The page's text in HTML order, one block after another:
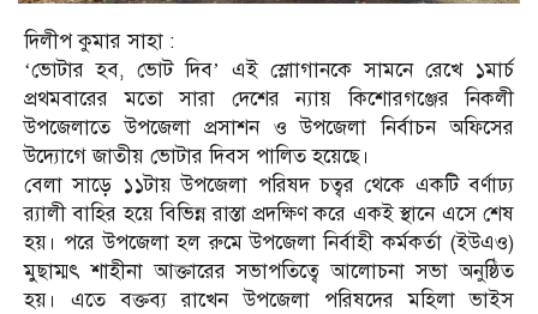
দিলীপ কুমার সাহা :
‘ভোটার হব, ভোট দিব’ এই স্লোাগানকে সামনে রেখে ১মার্চ
প্রথমবারের মতো সারা দেশের ন্যায় কিশোরগঞ্জের নিকলী
উপজেলাতে উপজেলা প্রসাশন ও উপজেলা নির্বাচন অফিসের
উদ্যোগে জাতীয় ভোটার দিবস পালিত হয়েছে।
বেলা সাড়ে ১১টায় উপজেলা পরিষদ চত্বর থেকে একটি বর্ণাঢ্য
র‌্যালী বাহির হয়ে বিভিন্ন রাস্তা প্রদক্ষিণ করে একই স্থানে এসে শেষ
হয়। পরে উপজেলা হল রুমে উপজেলা নির্বাহী কর্মকর্তা (ইউএও)
মুছাম্মৎ শাহীনা আক্তারের সভাপতিত্বে আলোচনা সভা অনুষ্ঠিত
হয়। এতে বক্তব্য রাখেন উপজেলা পরিষদের মহিলা ভাইস